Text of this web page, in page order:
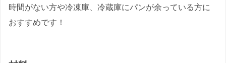
時間がない方や冷凍庫、冷蔵庫にパンが余っている方に
おすすめです！